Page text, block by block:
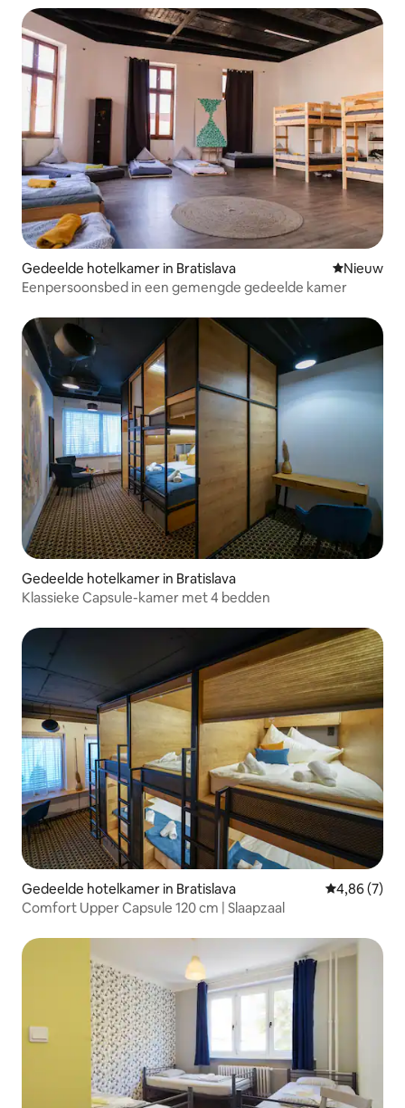
Gedeelde hotelkamer in Bratislava Nieuwe
Nieuw
Eenpersoonsbed in een gemengde gedeelde kamer
Gedeelde hotelkamer in Bratislava
Klassieke Capsule-kamer met 4 bedden
Gedeelde hotelkamer in Bratislava Gemiddelde
4,86 (7)
Comfort Upper Capsule 120 cm | Slaapzaal